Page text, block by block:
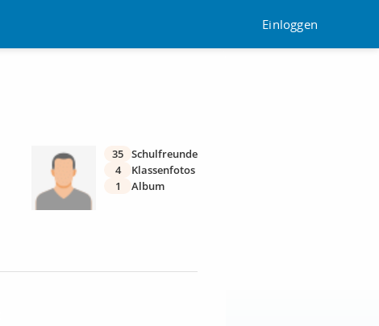
Einloggen
35 Schulfreunde
4
Klassenfotos
1
Album